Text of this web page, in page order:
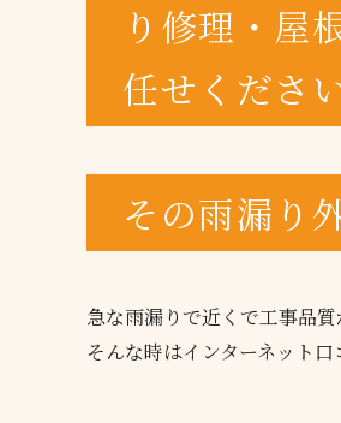
り修理・屋
任せくださ
その雨漏り
急な雨漏りで近くで工事品
そんな時はインターネット